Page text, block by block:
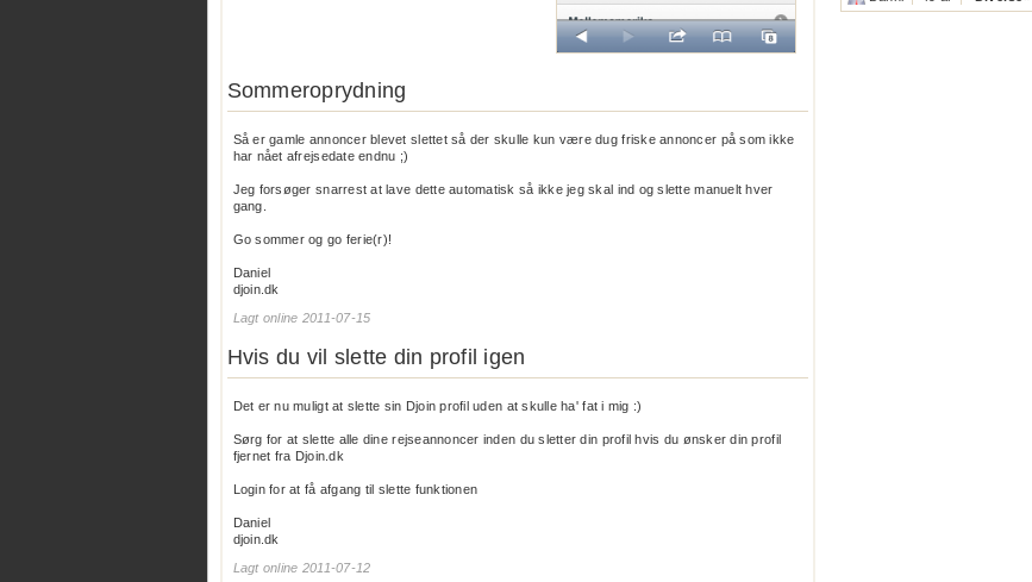
Sommeroprydning
Så er gamle annoncer blevet slettet så der skulle kun være dug friske annoncer på som ikke
har nået afrejsedate endnu ;)
Jeg forsøger snarrest at lave dette automatisk så ikke jeg skal ind og slette manuelt hver
gang.
Go sommer og go ferie(r)!
Daniel
djoin.dk
Lagt online 2011-07-15
Hvis du vil slette din profil igen
Det er nu muligt at slette sin Djoin profil uden at skulle ha' fat i mig :)
Sørg for at slette alle dine rejseannoncer inden du sletter din profil hvis du ønsker din profil
fjernet fra Djoin.dk
Login for at få afgang til slette funktionen
Daniel
djoin.dk
Lagt online 2011-07-12